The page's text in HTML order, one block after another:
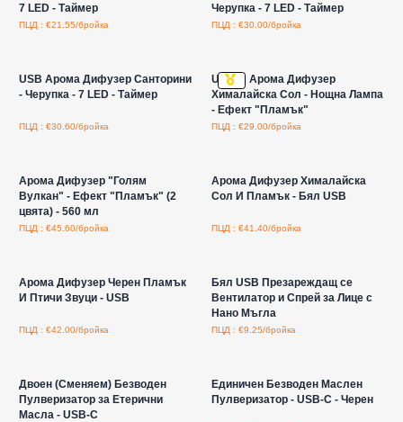
7 LED - Таймер
ПЦД : €21.55/бройка
Черупка - 7 LED - Таймер
ПЦД : €30.00/бройка
USB Арома Дифузер Санторини
- Черупка - 7 LED - Таймер
ПЦД : €30.60/бройка
USB-C Арома Дифузер
Хималайска Сол - Нощна Лампа
- Ефект "Пламък"
ПЦД : €29.00/бройка
Арома Дифузер "Голям
Вулкан" - Ефект "Пламък" (2
цвята) - 560 мл
ПЦД : €45.60/бройка
Арома Дифузер Хималайска
Сол И Пламък - Бял USB
ПЦД : €41.40/бройка
Арома Дифузер Черен Пламък
И Птичи Звуци - USB
ПЦД : €42.00/бройка
Бял USB Презареждащ се
Вентилатор и Спрей за Лице с
Нано Мъгла
ПЦД : €9.25/бройка
Двоен (Сменяем) Безводен
Пулверизатор за Етерични
Масла - USB-C
Единичен Безводен Маслен
Пулверизатор - USB-C - Черен